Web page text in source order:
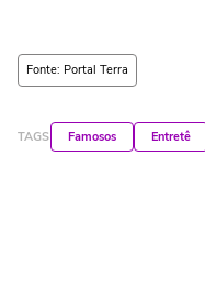
Fonte: Portal Terra
TAGS Famosos Entretê